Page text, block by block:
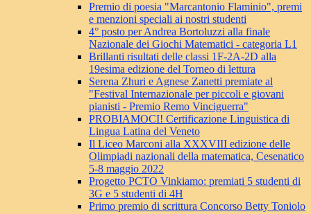
Premio di poesia "Marcantonio Flaminio", premi
e menzioni speciali ai nostri studenti
4° posto per Andrea Bortoluzzi alla finale
Nazionale dei Giochi Matematici - categoria L1
Brillanti risultati delle classi 1F-2A-2D alla
19esima edizione del Torneo di lettura
Serena Zhuri e Agnese Zanetti premiate al
"Festival Internazionale per piccoli e giovani
pianisti - Premio Remo Vinciguerra"
PROBIAMOCI! Certificazione Linguistica di
Lingua Latina del Veneto
Il Liceo Marconi alla XXXVIII edizione delle
Olimpiadi nazionali della matematica, Cesenatico
5-8 maggio 2022
Progetto PCTO Vinkiamo: premiati 5 studenti di
3G e 5 studenti di 4H
Primo premio di scrittura Concorso Betty Toniolo